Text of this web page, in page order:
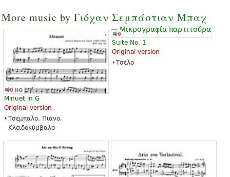
περισσότερα..., είμαι αρχάριος. »
Δες τα όλα 43
More music by Γιόχαν Σεμπάστιαν Μπαχ
Minuet in G
Original version
Τσέμπαλο, Πιάνο,
Κλειδοκύμβαλο
Suite No. 1
Original version
Τσέλο